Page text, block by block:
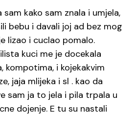
kako sam znala i umjela,
bebu i davali joj ad bez mog
lizao i cuclao pomalo.
kuci me je docekala
kompotima, i kojekakvim
jaja mlijeka i sl . kao da
sam ja to jela i pila trpala u
dojenje. E tu su nastali